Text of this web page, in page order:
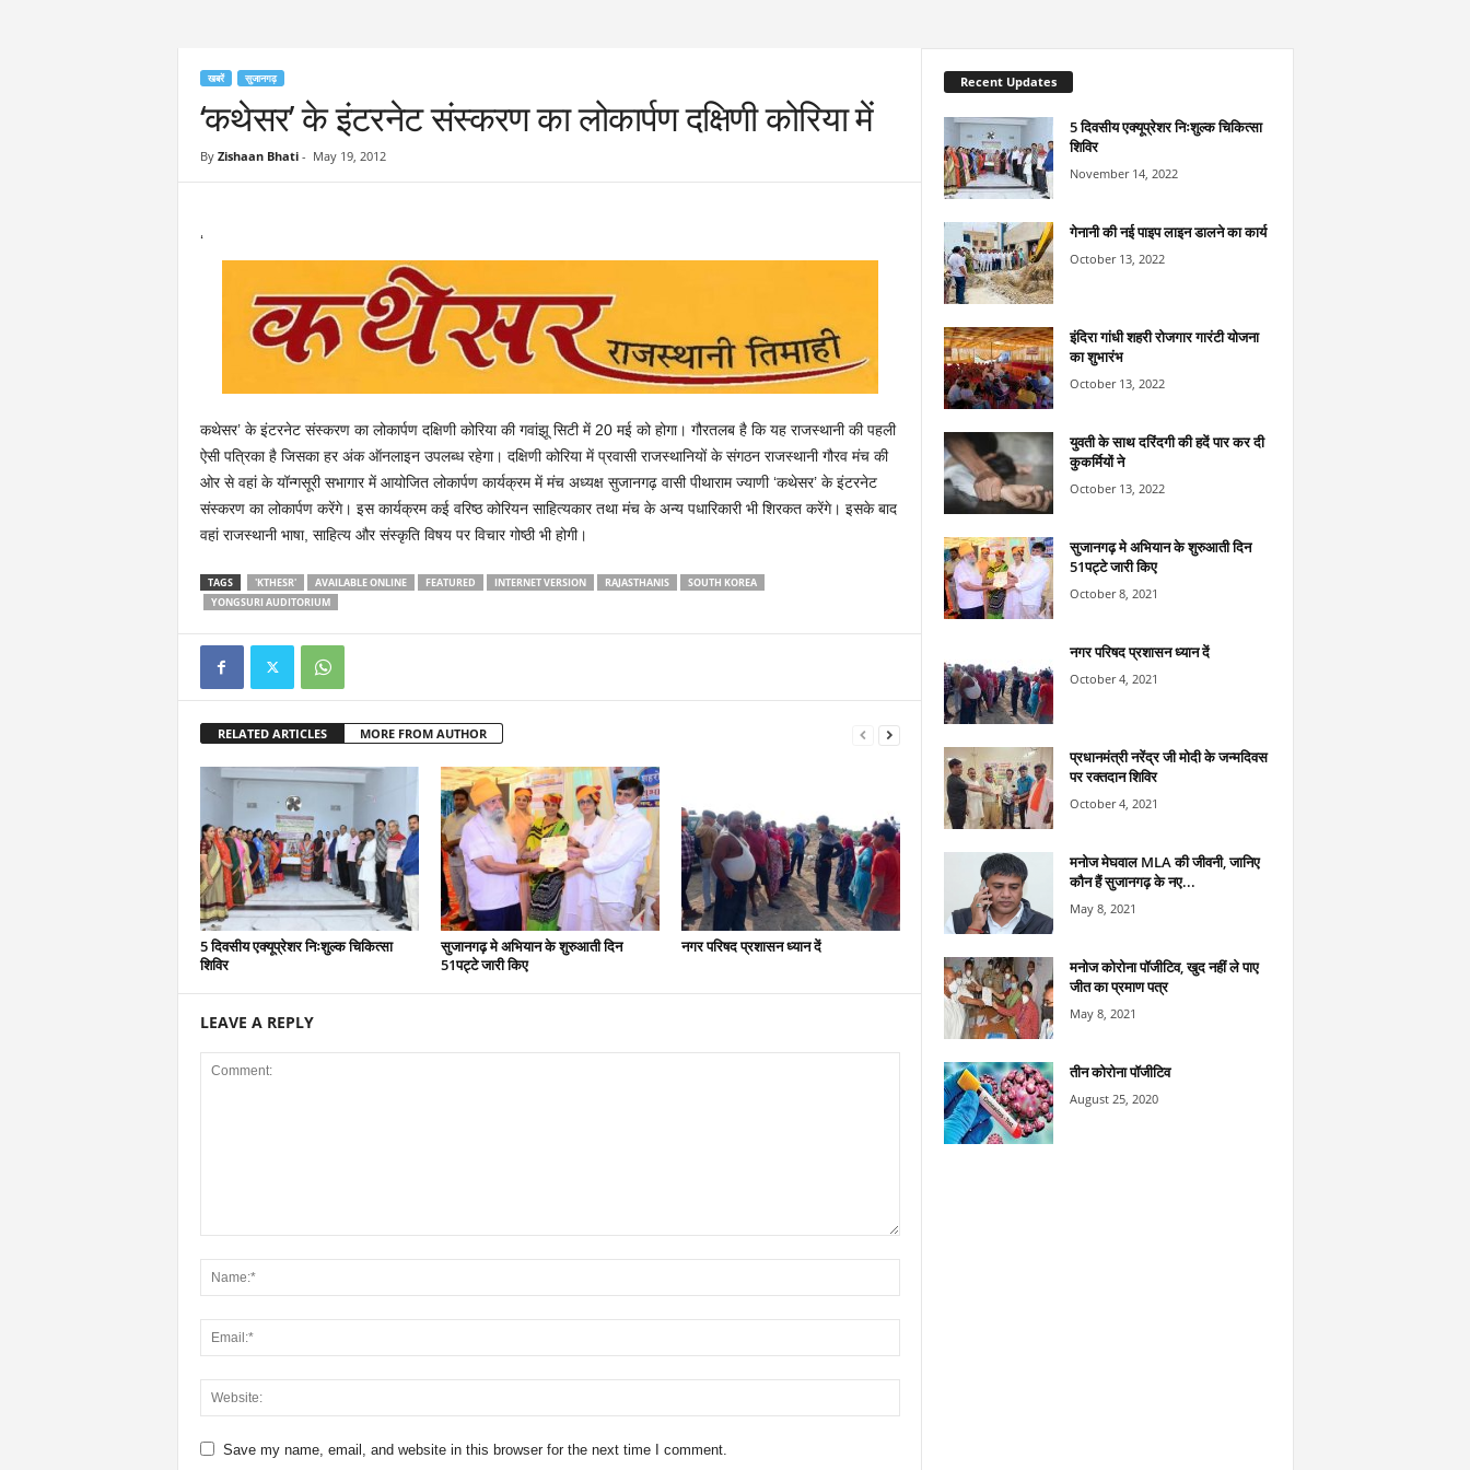
खबरें सुजानगढ़
‘कथेसर’ के इंटरनेट संस्करण का लोकार्पण दक्षिणी कोरिया में
By Zishaan Bhati- May 19, 2012
‘
कथेसर’ के इंटरनेट संस्करण का लोकार्पण दक्षिणी कोरिया की गवांझू सिटी में 20 मई को होगा। गौरतलब है कि यह राजस्थानी की पहली
ऐसी पत्रिका है जिसका हर अंक ऑनलाइन उपलब्ध रहेगा। दक्षिणी कोरिया में प्रवासी राजस्थानियों के संगठन राजस्थानी गौरव मंच की
ओर से वहां के यॉन्गसूरी सभागार में आयोजित लोकार्पण कार्यक्रम में मंच अध्यक्ष सुजानगढ़ वासी पीथाराम ज्याणी ‘कथेसर’ के इंटरनेट
संस्करण का लोकार्पण करेंगे। इस कार्यक्रम कई वरिष्ठ कोरियन साहित्यकार तथा मंच के अन्य पधारिकारी भी शिरकत करेंगे। इसके बाद
वहां राजस्थानी भाषा, साहित्य और संस्कृति विषय पर विचार गोष्ठी भी होगी।
TAGS 'KTHESR' AVAILABLE ONLINE FEATURED INTERNET VERSION RAJASTHANIS
SOUTH KOREA
YONGSURI AUDITORIUM
RELATED ARTICLES MORE FROM AUTHOR
5 दिवसीय एक्यूप्रेशर निःशुल्क चिकित्सा
शिविर
सुजानगढ़ मे अभियान के शुरुआती दिन
51पट्टे जारी किए
नगर परिषद प्रशासन ध्यान दें
LEAVE A REPLY
Save my name, email, and website in this browser for the next time I comment.
Recent Updates
5 दिवसीय एक्यूप्रेशर निःशुल्क चिकित्सा
शिविर
November 14, 2022
गेनानी की नई पाइप लाइन डालने का कार्य
October 13, 2022
इंदिरा गांधी शहरी रोजगार गारंटी योजना
का शुभारंभ
October 13, 2022
युवती के साथ दरिंदगी की हदें पार कर दी
कुकर्मियों ने
October 13, 2022
सुजानगढ़ मे अभियान के शुरुआती दिन
51पट्टे जारी किए
October 8, 2021
नगर परिषद प्रशासन ध्यान दें
October 4, 2021
प्रधानमंत्री नरेंद्र जी मोदी के जन्मदिवस
पर रक्तदान शिविर
October 4, 2021
मनोज मेघवाल MLA की जीवनी, जानिए
कौन हैं सुजानगढ़ के नए...
May 8, 2021
मनोज कोरोना पॉजीटिव, खुद नहीं ले पाए
जीत का प्रमाण पत्र
May 8, 2021
तीन कोरोना पॉजीटिव
August 25, 2020